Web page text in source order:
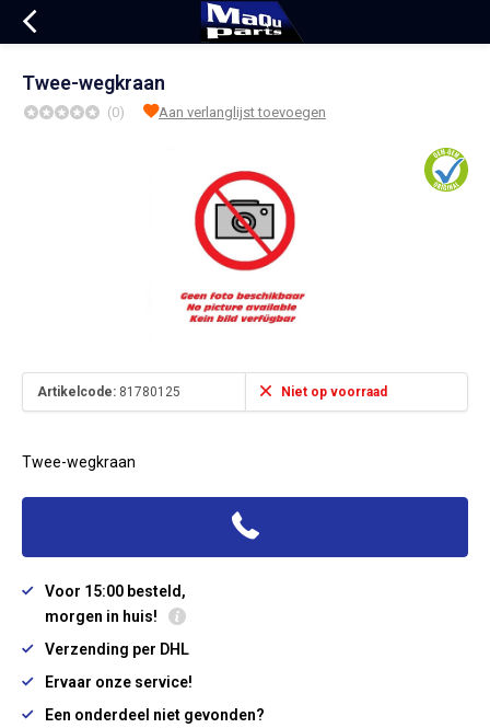
Twee-wegkraan
(0) Aan verlanglijst toevoegen
Artikelcode: 81780125 Niet op voorraad
Twee-wegkraan
Voor 15:00 besteld,
morgen in huis!
Verzending per DHL
Ervaar onze service!
Een onderdeel niet gevonden?